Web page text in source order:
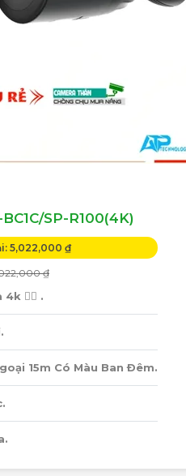
SP-R100(4K)
5,022,000 ₫
₫
👍🏾 .
15m Có Màu Ban Ðêm.